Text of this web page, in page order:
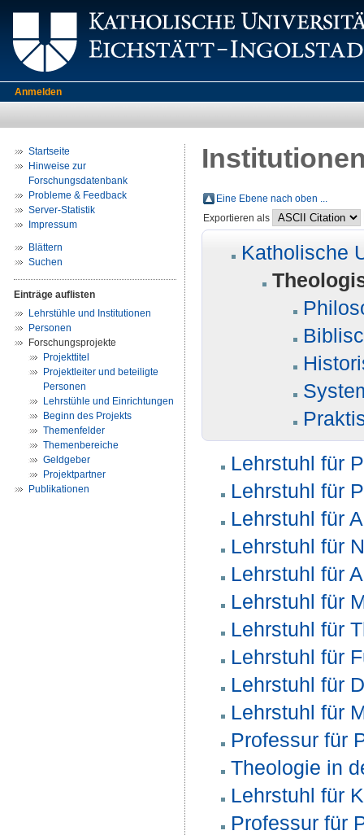
Anmelden
Startseite
Hinweise zur
Forschungsdatenbank
Probleme & Feedback
Server-Statistik
Impressum
Blättern
Suchen
Einträge auflisten
Lehrstühle und Institutionen
Personen
Forschungsprojekte
Projekttitel
Projektleiter und beteiligte
Personen
Lehrstühle und Einrichtungen
Beginn des Projekts
Themenfelder
Themenbereiche
Geldgeber
Projektpartner
Publikationen
Eine Ebene nach oben ...
Exportieren als
Katholische
Lehrstuhl für
Lehrstuhl für
Lehrstuhl für
Lehrstuhl für
Lehrstuhl für
Lehrstuhl für
Lehrstuhl für
Lehrstuhl für
Lehrstuhl für
Lehrstuhl für
Professur für
Theologie in
Lehrstuhl für
Professur für